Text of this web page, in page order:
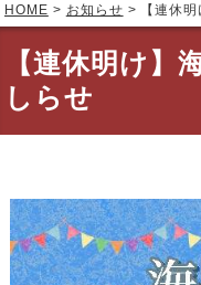
HOME > お知らせ > 【連休
【連休明け】
しらせ